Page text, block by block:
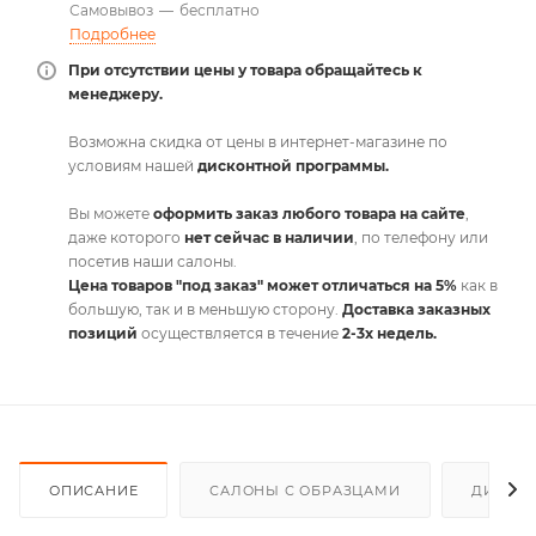
Самовывоз — бесплатно
Подробнее
При отсутствии цены у товара обращайтесь к
менеджеру.
Возможна скидка от цены в интернет-магазине по
условиям нашей дисконтной программы.
Вы можете оформить заказ любого товара на сайте,
даже которого нет сейчас в наличии, по телефону или
посетив наши салоны.
Цена товаров "под заказ" может отличаться на 5% как в
большую, так и в меньшую сторону. Доставка заказных
позиций осуществляется в течение 2-3х недель.
ОПИСАНИЕ САЛОНЫ С ОБРАЗЦАМИ